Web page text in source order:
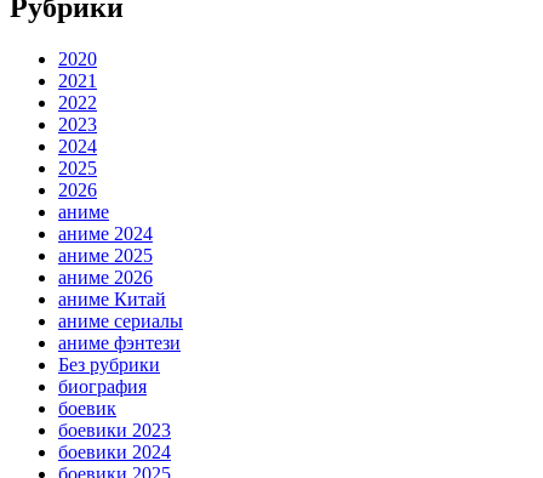
Рубрики
2020
2021
2022
2023
2024
2025
2026
аниме
аниме 2024
аниме 2025
аниме 2026
аниме Китай
аниме сериалы
аниме фэнтези
Без рубрики
биография
боевик
боевики 2023
боевики 2024